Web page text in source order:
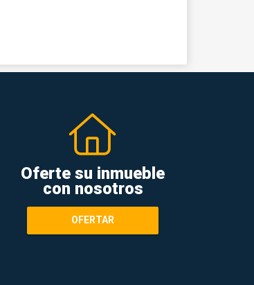
Oferte su inmueble
con nosotros
OFERTAR